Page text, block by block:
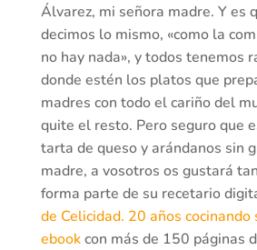
Álvarez, mi señora madre. Y es
decimos lo mismo, «como la
no hay nada», y todos tenemos
donde estén los platos que
madres con todo el cariño del
quite el resto. Pero seguro que
tarta de queso y arándanos sin
madre, a vosotros os gustará
forma parte de su recetario
de Celicidad. 20 años cocinando
ebookcon más de 150 páginas